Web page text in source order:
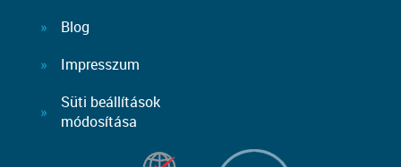
Blog
Impresszum
Süti beállítások
módosítása